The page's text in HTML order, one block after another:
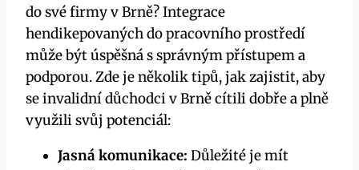
do své firmy v Brně? Integrace
hendikepovaných do pracovního prostředí
může být úspěšná s správným přístupem a
podporou. Zde je několik tipů, jak zajistit, aby
se invalidní důchodci v Brně cítili dobře a plně
využili svůj potenciál:
Jasná komunikace: Důležité je mít